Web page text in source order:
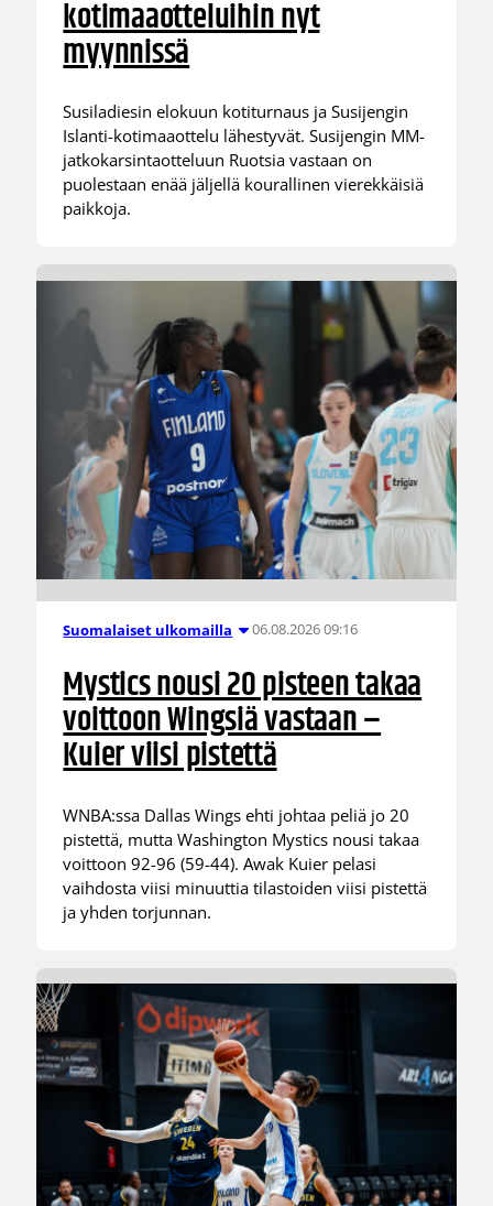
kotimaaotteluihin nyt
myynnissä
Susiladiesin elokuun kotiturnaus ja Susijengin
Islanti-kotimaaottelu lähestyvät. Susijengin MM-
jatkokarsintaotteluun Ruotsia vastaan on
puolestaan enää jäljellä kourallinen vierekkäisiä
paikkoja.
Suomalaiset ulkomailla 06.08.2026 09:16
Mystics nousi 20 pisteen takaa
voittoon Wingsiä vastaan –
Kuier viisi pistettä
WNBA:ssa Dallas Wings ehti johtaa peliä jo 20
pistettä, mutta Washington Mystics nousi takaa
voittoon 92-96 (59-44). Awak Kuier pelasi
vaihdosta viisi minuuttia tilastoiden viisi pistettä
ja yhden torjunnan.